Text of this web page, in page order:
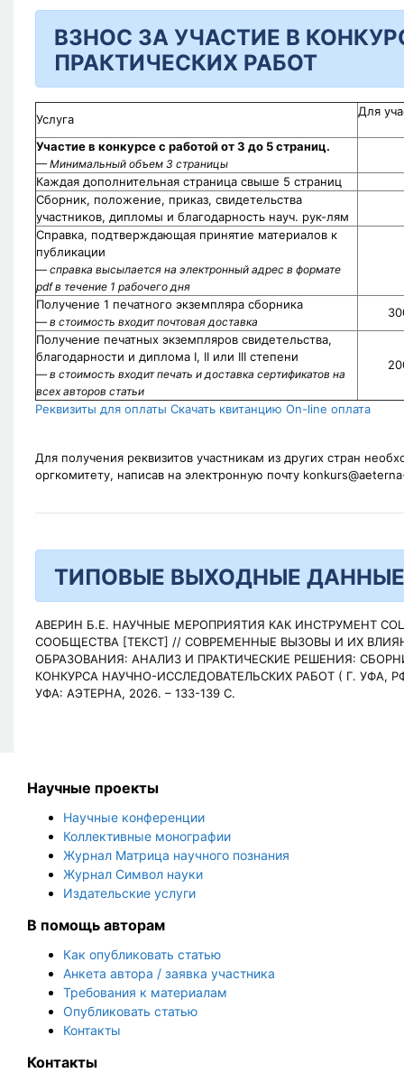
ВЗНОС ЗА УЧАСТИЕ В
ПРАКТИЧЕСКИХ РАБОТ
Услуга
Для
Участие в конкурсе с работой от 3 до 5 страниц.
— Минимальный объем 3 страницы
Каждая дополнительная страница свыше 5 страниц
Сборник, положение, приказ, свидетельства
участников, дипломы и благодарность науч. рук-лям
Справка, подтверждающая принятие материалов к
публикации
— справка высылается на электронный адрес в формате
pdf в течение 1 рабочего дня
Получение 1 печатного экземпляра сборника
— в стоимость входит почтовая доставка
Получение печатных экземпляров свидетельства,
благодарности и диплома I, II или III степени
— в стоимость входит печать и доставка сертификатов на
всех авторов статьи
Реквизиты для оплаты Скачать квитанцию On-line оплата
Для получения реквизитов участникам из других стран
оргкомитету, написав на электронную почту
ТИПОВЫЕ ВЫХОДНЫЕ ДАННЫЕ
АВЕРИН Б.Е. НАУЧНЫЕ МЕРОПРИЯТИЯ КАК ИНСТРУМЕНТ
СООБЩЕСТВА [ТЕКСТ] // СОВРЕМЕННЫЕ ВЫЗОВЫ И ИХ
ОБРАЗОВАНИЯ: АНАЛИЗ И ПРАКТИЧЕСКИЕ РЕШЕНИЯ:
КОНКУРСА НАУЧНО-ИССЛЕДОВАТЕЛЬСКИХ РАБОТ ( Г. УФА,
УФА: АЭТЕРНА, 2026. – 133-139 С.
Научные проекты
Научные конференции
Коллективные монографии
Журнал Матрица научного познания
Журнал Символ науки
Издательские услуги
В помощь авторам
Как опубликовать статью
Анкета автора / заявка участника
Требования к материалам
Опубликовать статью
Контакты
Контакты